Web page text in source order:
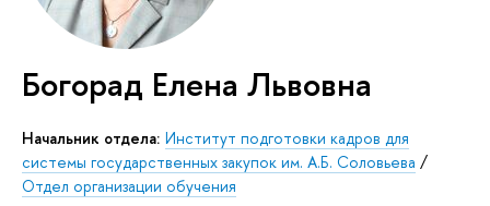
Богорад Елена Львовна
Начальник отдела: Институт подготовки кадров для
системы государственных закупок им. А.Б. Соловьева /
Отдел организации обучения